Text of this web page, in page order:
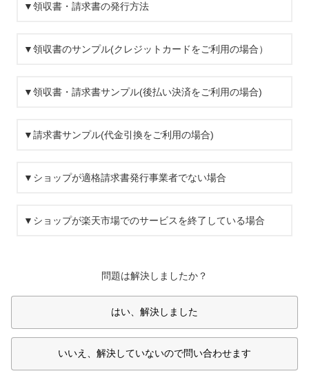
▼領収書・請求書の発行方法
▼領収書のサンプル(クレジットカードをご利用の場合）
▼領収書・請求書サンプル(後払い決済をご利用の場合)
▼請求書サンプル(代金引換をご利用の場合)
▼ショップが適格請求書発行事業者でない場合
▼ショップが楽天市場でのサービスを終了している場合
問題は解決しましたか？
はい、解決しました
いいえ、解決していないので問い合わせます